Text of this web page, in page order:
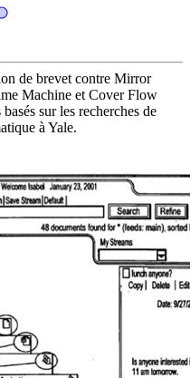
de brevet contre Mirror
Machine et Cover Flow
sur les recherches de
à Yale.